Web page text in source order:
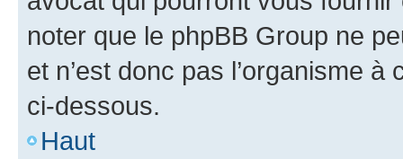
noter que le phpBB Group ne
et n’est donc pas l’organisme
ci-dessous.
Haut